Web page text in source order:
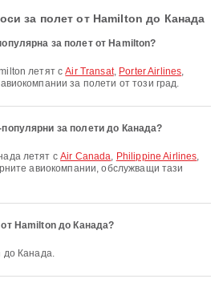
за полет от Hamilton до Канада
за полет от Hamilton?
летят сAir Transat, Porter Airlines,
за полети от този град.
за полети до Канада?
летят сAir Canada, Philippine Airlines,
авиокомпании, обслужващи тази
Hamilton до Канада?
до Канада.